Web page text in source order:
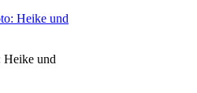
Heike und